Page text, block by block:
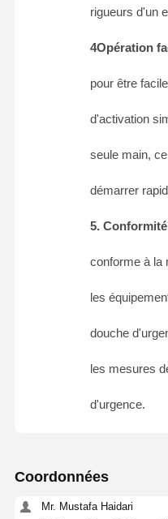
Douche d'urgence et
Station de lavage des
Station de lavage des
rigueurs d'un
4Opération
pour être
d'activation
seule main,
démarrer
5.
conforme à la
les
douche
les mesures
d'urgence.
Coordonnées
Mr. Mustafa Haidari